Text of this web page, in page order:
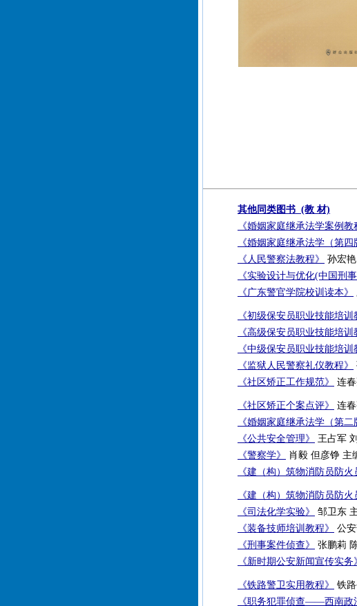
其他同类图书 (教 材)
《婚姻家庭继承法学案例教
《婚姻家庭继承法学（第四
《人民警察法教程》
孙宏艳
《实验设计与优化(中国刑
《广东警官学院校训读本》
《初级保安员职业技能培训
《高级保安员职业技能培训
《中级保安员职业技能培训
《监狱人民警察礼仪教程》
《社区矫正工作规范》
连春
《社区矫正个案点评》
连春
《婚姻家庭继承法学（第二
《公共安全管理》
王占军
《警察学》
肖毅 但彦铮 主
《建（构）筑物消防员防
《建（构）筑物消防员防
《司法化学实验》
邹卫东
《装备技师培训教程》
公
《刑事案件侦查》
张鹏莉
《新时期公安新闻宣传实务
《铁路警卫实用教程》
铁
《职务犯罪侦查——西南政